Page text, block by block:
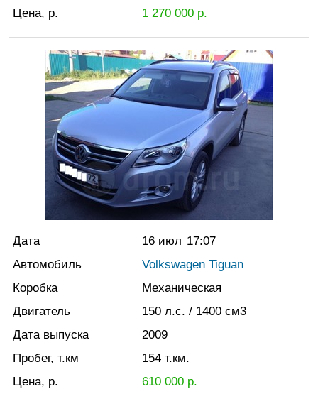
Цена, р. 1 270 000р.
Дата 16 июл 17:07
Автомобиль
Volkswagen Tiguan
Коробка
Механическая
Двигатель
150 л.с. / 1400 см3
Дата выпуска
2009
Пробег, т.км
154 т.км.
Цена, р.
610 000р.